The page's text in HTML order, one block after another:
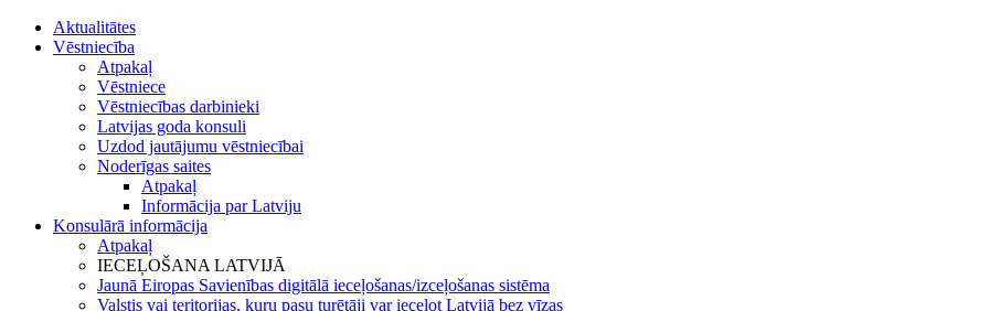
Aktualitātes
Vēstniecība
Atpakaļ
Vēstniece
Vēstniecības darbinieki
Latvijas goda konsuli
Uzdod jautājumu vēstniecībai
Noderīgas saites
Atpakaļ
Informācija par Latviju
Konsulārā informācija
Atpakaļ
IECEĻOŠANA LATVIJĀ
Jaunā Eiropas Savienības digitālā ieceļošanas/izceļošanas sistēma
Valstis vai teritorijas, kuru pasu turētāji var ieceļot Latvijā bez vīzas